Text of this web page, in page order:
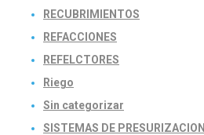
RECUBRIMIENTOS
REFACCIONES
REFELCTORES
Riego
Sin categorizar
SISTEMAS DE PRESURIZACION